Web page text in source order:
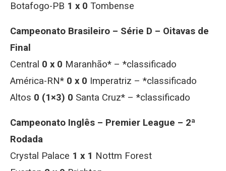
Botafogo-PB 1 x 0 Tombense
Campeonato Brasileiro – Série D – Oitavas de
Final
Central 0 x 0 Maranhão* – *classificado
América-RN* 0 x 0 Imperatriz – *classificado
Altos 0 (1×3) 0 Santa Cruz* – *classificado
Campeonato Inglês – Premier League – 2ª
Rodada
Crystal Palace 1 x 1 Nottm Forest